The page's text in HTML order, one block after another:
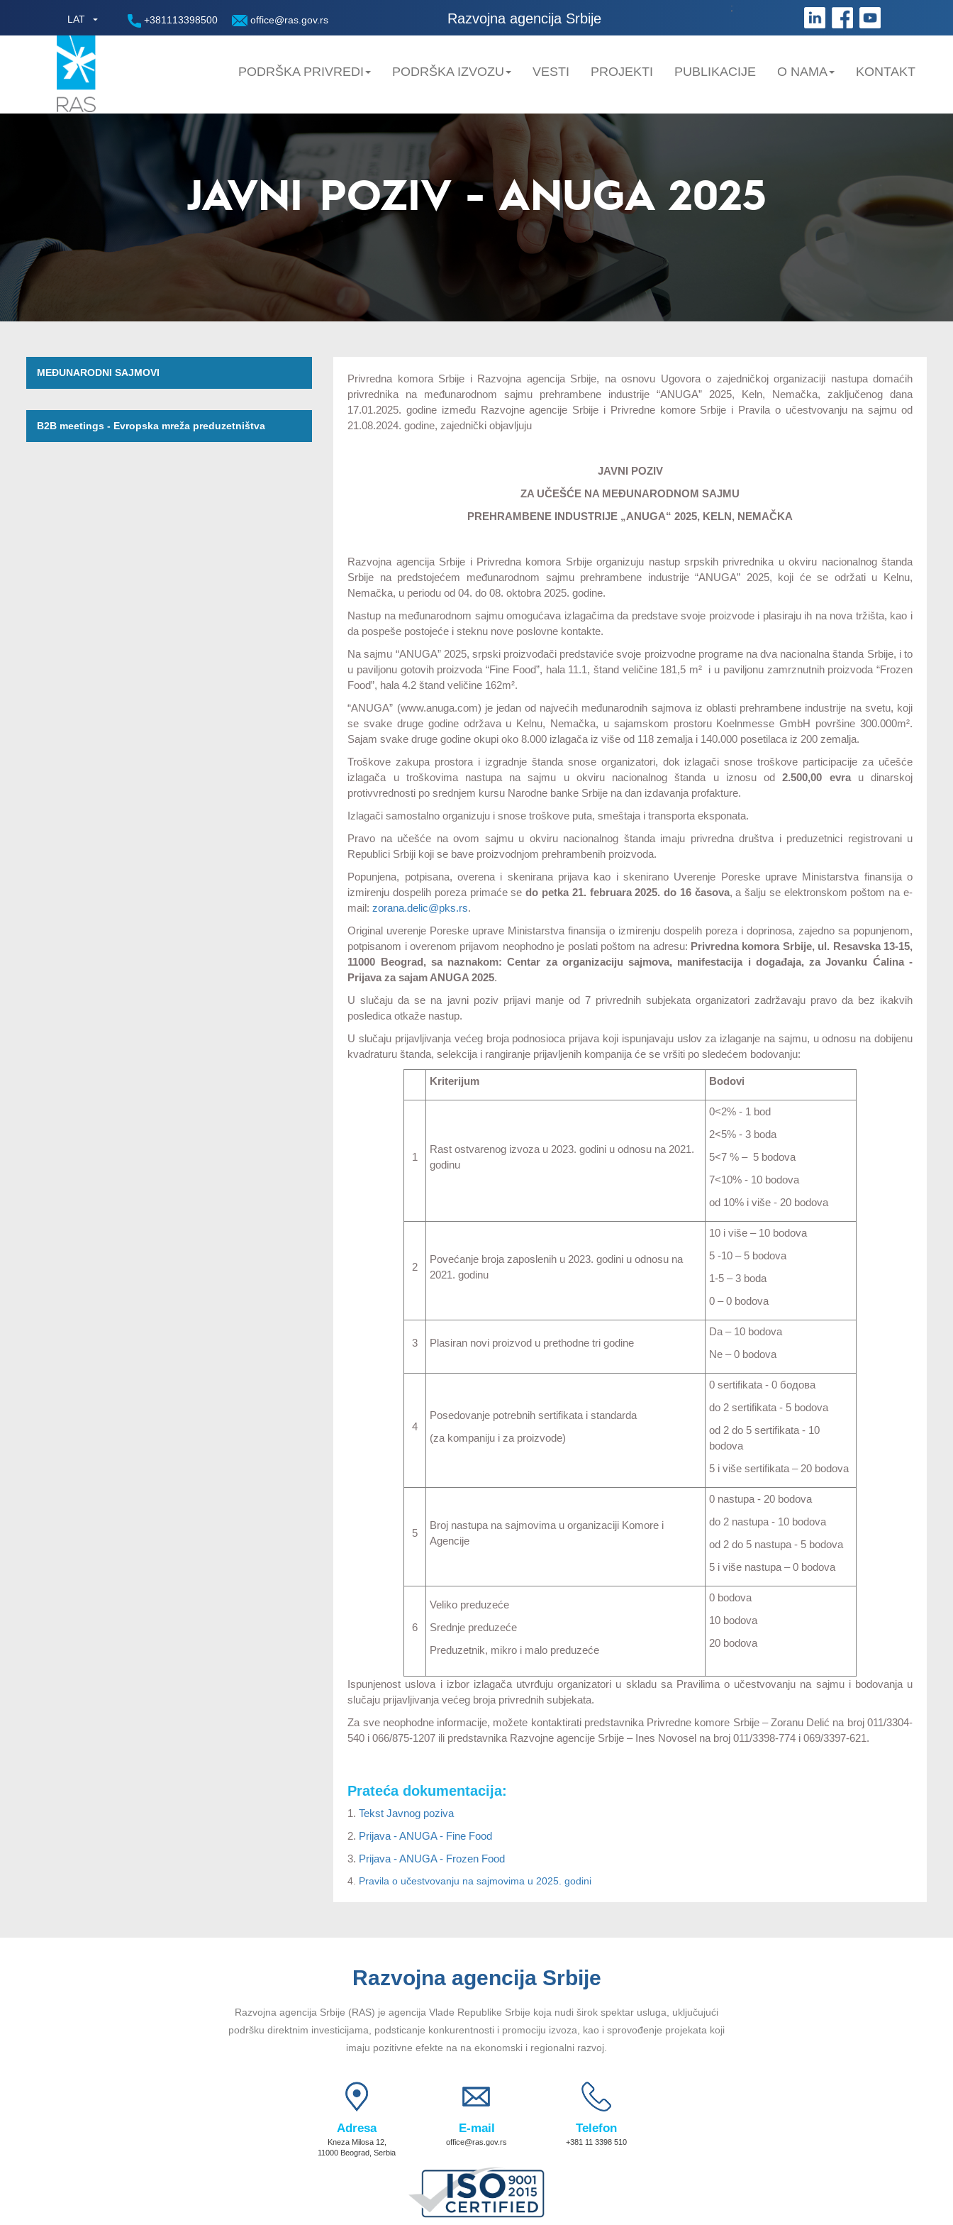
LAT +381113398500 office@ras.gov.rs Razvojna agencija Srbije
;
PODRŠKA PRIVREDI PODRŠKA IZVOZU VESTI PROJEKTI PUBLIKACIJE O NAMA KONTAKT
JAVNI POZIV - ANUGA 2025
MEĐUNARODNI SAJMOVI
B2B meetings - Evropska mreža preduzetništva
Privredna komora Srbije i Razvojna agencija Srbije, na osnovu Ugovora o zajedničkoj organizaciji nastupa domaćih
privrednika na međunarodnom sajmu prehrambene industrije “ANUGA” 2025, Keln, Nemačka, zaključenog dana
17.01.2025. godine između Razvojne agencije Srbije i Privredne komore Srbije i Pravila o učestvovanju na sajmu od
21.08.2024. godine, zajednički objavljuju
JAVNI POZIV
ZA UČEŠĆE NA MEĐUNARODNOM SAJMU
PREHRAMBENE INDUSTRIJE „ANUGA“ 2025, KELN, NEMAČKA
Razvojna agencija Srbije i Privredna komora Srbije organizuju nastup srpskih privrednika u okviru nacionalnog štanda
Srbije na predstojećem međunarodnom sajmu prehrambene industrije “ANUGA” 2025, koji će se održati u Kelnu,
Nemačka, u periodu od 04. do 08. oktobra 2025. godine.
Nastup na međunarodnom sajmu omogućava izlagačima da predstave svoje proizvode i plasiraju ih na nova tržišta, kao i
da pospeše postojeće i steknu nove poslovne kontakte.
Na sajmu “ANUGA” 2025, srpski proizvođači predstaviće svoje proizvodne programe na dva nacionalna štanda Srbije, i to
u paviljonu gotovih proizvoda “Fine Food”, hala 11.1, štand veličine 181,5 m² i u paviljonu zamrznutnih proizvoda “Frozen
Food”, hala 4.2 štand veličine 162m².
“ANUGA” (www.anuga.com) je jedan od najvećih međunarodnih sajmova iz oblasti prehrambene industrije na svetu, koji
se svake druge godine održava u Kelnu, Nemačka, u sajamskom prostoru Koelnmesse GmbH površine 300.000m².
Sajam svake druge godine okupi oko 8.000 izlagača iz više od 118 zemalja i 140.000 posetilaca iz 200 zemalja.
Troškove zakupa prostora i izgradnje štanda snose organizatori, dok izlagači snose troškove participacije za učešće
izlagača u troškovima nastupa na sajmu u okviru nacionalnog štanda u iznosu od2.500,00 evrau dinarskoj
protivvrednosti po srednjem kursu Narodne banke Srbije na dan izdavanja profakture.
Izlagači samostalno organizuju i snose troškove puta, smeštaja i transporta eksponata.
Pravo na učešće na ovom sajmu u okviru nacionalnog štanda imaju privredna društva i preduzetnici registrovani u
Republici Srbiji koji se bave proizvodnjom prehrambenih proizvoda.
Popunjena, potpisana, overena i skenirana prijava kao i skenirano Uverenje Poreske uprave Ministarstva finansija o
izmirenju dospelih poreza primaće sedo petka 21. februara 2025. do 16 časova, a šalju se elektronskom poštom na e-
mail:zorana.delic@pks.rs.
Original uverenje Poreske uprave Ministarstva finansija o izmirenju dospelih poreza i doprinosa, zajedno sa popunjenom,
potpisanom i overenom prijavom neophodno je poslati poštom na adresu: Privredna komora Srbije, ul. Resavska 13-15,
11000 Beograd, sa naznakom: Centar za organizaciju sajmova, manifestacija i događaja, za Jovanku Ćalina -
Prijava za sajam ANUGA 2025.
U slučaju da se na javni poziv prijavi manje od 7 privrednih subjekata organizatori zadržavaju pravo da bez ikakvih
posledica otkaže nastup.
U slučaju prijavljivanja većeg broja podnosioca prijava koji ispunjavaju uslov za izlaganje na sajmu, u odnosu na dobijenu
kvadraturu štanda, selekcija i rangiranje prijavljenih kompanija će se vršiti po sledećem bodovanju:
Kriterijum Bodovi
1
Rast ostvarenog izvoza u 2023. godini u odnosu na 2021.
godinu
0<2% - 1 bod
2<5% - 3 boda
5<7 % – 5 bodova
7<10% - 10 bodova
od 10% i više - 20 bodova
2
Povećanje broja zaposlenih u 2023. godini u odnosu na
2021. godinu
10 i više – 10 bodova
5 -10 – 5 bodova
1-5 – 3 boda
0 – 0 bodova
3 Plasiran novi proizvod u prethodne tri godine
Da – 10 bodova
Ne – 0 bodova
4
Posedovanje potrebnih sertifikata i standarda
(za kompaniju i za proizvode)
0 sertifikata - 0 бодова
do 2 sertifikata - 5 bodova
od 2 do 5 sertifikata - 10
bodova
5 i više sertifikata – 20 bodova
5
Broj nastupa na sajmovima u organizaciji Komore i
Agencije
0 nastupa - 20 bodova
do 2 nastupa - 10 bodova
od 2 do 5 nastupa - 5 bodova
5 i više nastupa – 0 bodova
6
Veliko preduzeće
Srednje preduzeće
Preduzetnik, mikro i malo preduzeće
0 bodova
10 bodova
20 bodova
Ispunjenost uslova i izbor izlagača utvrđuju organizatori u skladu sa Pravilima o učestvovanju na sajmu i bodovanja u
slučaju prijavljivanja većeg broja privrednih subjekata.
Za sve neophodne informacije, možete kontaktirati predstavnika Privredne komore Srbije – Zoranu Delić na broj 011/3304-
540 i 066/875-1207 ili predstavnika Razvojne agencije Srbije – Ines Novosel na broj 011/3398-774 i 069/3397-621.
Prateća dokumentacija:
1.Tekst Javnog poziva
2. Prijava - ANUGA - Fine Food
3. Prijava - ANUGA - Frozen Food
4. Pravila o učestvovanju na sajmovima u 2025. godini
Razvojna agencija Srbije
Razvojna agencija Srbije (RAS) je agencija Vlade Republike Srbije koja nudi širok spektar usluga, uključujući
podršku direktnim investicijama, podsticanje konkurentnosti i promociju izvoza, kao i sprovođenje projekata koji
imaju pozitivne efekte na na ekonomski i regionalni razvoj.
Adresa
Kneza Milosa 12,
11000 Beograd, Serbia
E-mail
office@ras.gov.rs
Telefon
+381 11 3398 510